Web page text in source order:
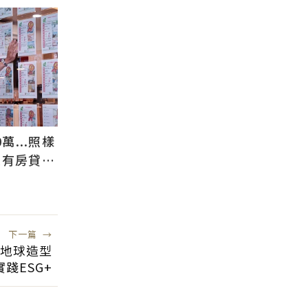
...照樣
房貸才
下一篇 →
球造型
ESG+